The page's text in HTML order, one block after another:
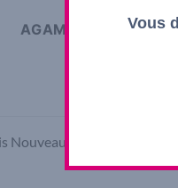
AGAMY SHOP
Nouveau Le Soly sans
Vous